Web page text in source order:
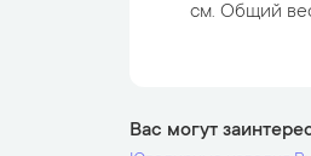
см. Общий
Вас могут